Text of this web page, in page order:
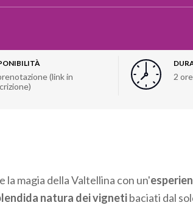
(link in
2 ore
la magia della Valtellina con un'
natura dei vignetibaciati dal